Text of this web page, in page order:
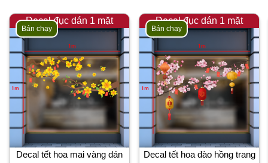
Decal đục dán 1 mặt
Bán chạy
Decal tết hoa mai vàng dán
Decal đục dán 1 mặt
Bán chạy
Decal tết hoa đào hồng trang